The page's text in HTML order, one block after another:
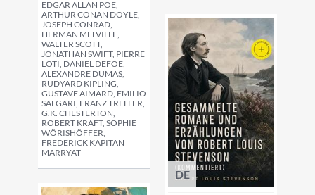
EDGAR ALLAN POE,
ARTHUR CONAN DOYLE,
JOSEPH CONRAD,
HERMAN MELVILLE,
WALTER SCOTT,
JONATHAN SWIFT, PIERRE
LOTI, DANIEL DEFOE,
ALEXANDRE DUMAS,
RUDYARD KIPLING,
GUSTAVE AIMARD, EMILIO
SALGARI, FRANZ TRELLER,
G.K. CHESTERTON,
ROBERT KRAFT, SOPHIE
WÖRISHÖFFER,
FREDERICK KAPITÄN
MARRYAT
DE